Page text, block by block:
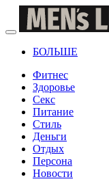
БОЛЬШЕ
Фитнес
Здоровье
Секс
Питание
Стиль
Деньги
Отдых
Персона
Новости